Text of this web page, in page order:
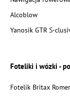
Alcoblow
Yanosik GTR S-
Foteliki i wózki -
Fotelik Britax